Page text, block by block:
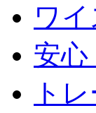
ワ
安心
ト